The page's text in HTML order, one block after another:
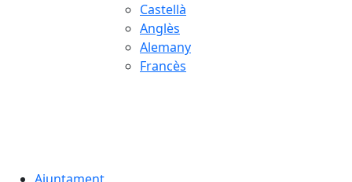
Castellà
Anglès
Alemany
Francès